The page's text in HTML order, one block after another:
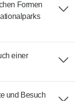
Formen
einer
und Besuch